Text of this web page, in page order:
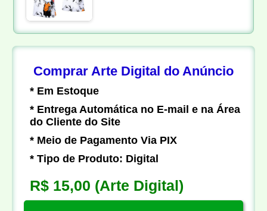
Comprar Arte Digital do Anúncio
* Em Estoque
* Entrega Automática no E-mail e na Área
do Cliente do Site
* Meio de Pagamento Via PIX
* Tipo de Produto: Digital
R$ 15,00 (Arte Digital)